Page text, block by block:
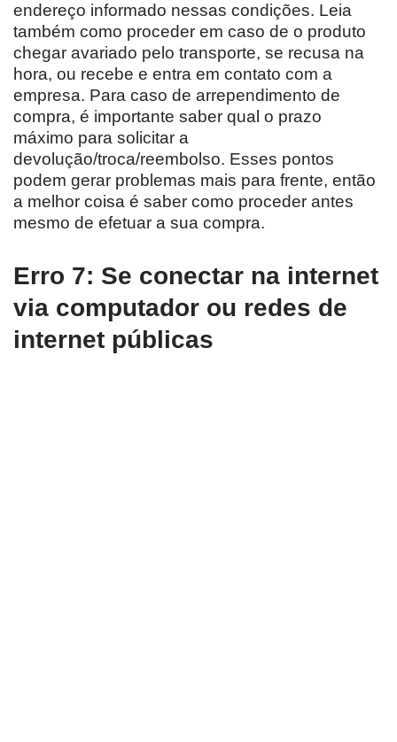
endereço informado nessas condições. Leia
também como proceder em caso de o produto
chegar avariado pelo transporte, se recusa na
hora, ou recebe e entra em contato com a
empresa. Para caso de arrependimento de
compra, é importante saber qual o prazo
máximo para solicitar a
devolução/troca/reembolso. Esses pontos
podem gerar problemas mais para frente, então
a melhor coisa é saber como proceder antes
mesmo de efetuar a sua compra.
Erro 7: Se conectar na internet
via computador ou redes de
internet públicas